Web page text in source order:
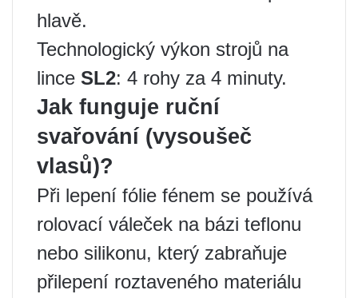
hlavě.
Technologický výkon strojů na
lince SL2: 4 rohy za 4 minuty.
Jak funguje ruční
svařování (vysoušeč
vlasů)?
Při lepení fólie fénem se používá
rolovací váleček na bázi teflonu
nebo silikonu, který zabraňuje
přilepení roztaveného materiálu